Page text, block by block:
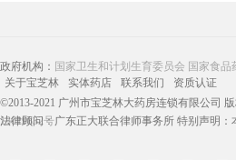
政府机构： 国家卫生和计划生育委员会 国家食品
关于宝芝林
实体药店 联系我们
资质认证
©2013-2021 广州市宝芝林大药房连锁有限公司
13019832号
法律顾问：广东正大联合律师事务所 特别声明